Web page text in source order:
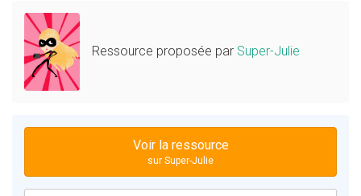
Voir la ressource
sur Super-Julie
Ressource proposée par Super-Julie